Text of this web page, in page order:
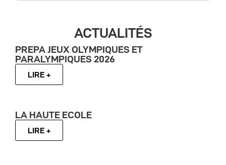
ACTUALITÉS
PREPA JEUX OLYMPIQUES ET
PARALYMPIQUES 2026
LIRE +
LA HAUTE ECOLE
LIRE +